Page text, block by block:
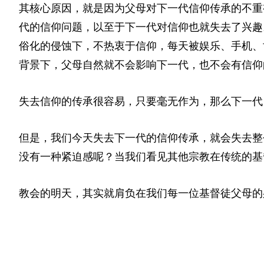
其核心原因，就是因为父母对下一代信仰传承的不
代的信仰问题，以至于下一代对信仰也就失去了兴
俗化的侵蚀下，不热衷于信仰，每天被娱乐、手机
背景下，父母自然就不会影响下一代，也不会有信
失去信仰的传承很容易，只要毫无作为，那么下一
但是，我们今天失去下一代的信仰传承，就会失去
没有一种紧迫感呢？当我们看见其他宗教在传统的
教会的明天，其实就肩负在我们每一位基督徒父母